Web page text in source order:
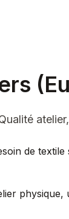
de
physique,